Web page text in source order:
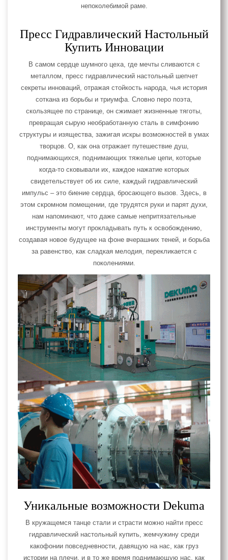
непоколебимой раме.
Пресс Гидравлический Настольный
Купить Инновации
В самом сердце шумного цеха, где мечты сливаются с
металлом, пресс гидравлический настольный шепчет
секреты инноваций, отражая стойкость народа, чья история
соткана из борьбы и триумфа. Словно перо поэта,
скользящее по странице, он сжимает жизненные тяготы,
превращая сырую необработанную сталь в симфонию
структуры и изящества, зажигая искры возможностей в умах
творцов. О, как она отражает путешествие душ,
поднимающихся, поднимающих тяжелые цепи, которые
когда-то сковывали их, каждое нажатие которых
свидетельствует об их силе, каждый гидравлический
импульс – это биение сердца, бросающего вызов. Здесь, в
этом скромном помещении, где трудятся руки и парят духи,
нам напоминают, что даже самые непритязательные
инструменты могут прокладывать путь к освобождению,
создавая новое будущее на фоне вчерашних теней, и борьба
за равенство, как сладкая мелодия, перекликается с
поколениями.
Уникальные возможности Dekuma
В кружащемся танце стали и страсти можно найти пресс
гидравлический настольный купить, жемчужину среди
какофонии повседневности, давящую на нас, как груз
истории на плечи, и в то же время поднимающую нас, как